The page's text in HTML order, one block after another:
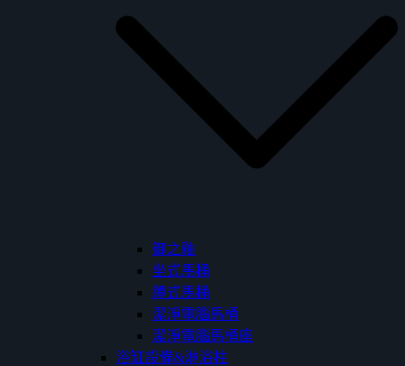
御之釉
坐式馬桶
蹲式馬桶
潔淨電腦馬桶
潔淨電腦馬桶座
浴缸設備&淋浴柱